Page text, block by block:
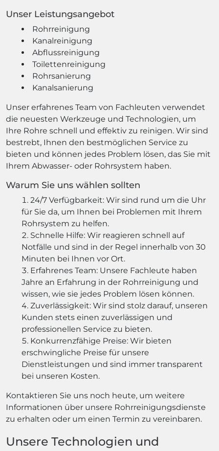
Unser Leistungsangebot
Rohrreinigung
Kanalreinigung
Abflussreinigung
Toilettenreinigung
Rohrsanierung
Kanalsanierung
Unser erfahrenes Team von Fachleuten verwendet
die neuesten Werkzeuge und Technologien, um
Ihre Rohre schnell und effektiv zu reinigen. Wir sind
bestrebt, Ihnen den bestmöglichen Service zu
bieten und können jedes Problem lösen, das Sie mit
Ihrem Abwasser- oder Rohrsystem haben.
Warum Sie uns wählen sollten
24/7 Verfügbarkeit: Wir sind rund um die Uhr
für Sie da, um Ihnen bei Problemen mit Ihrem
Rohrsystem zu helfen.
Schnelle Hilfe: Wir reagieren schnell auf
Notfälle und sind in der Regel innerhalb von 30
Minuten bei Ihnen vor Ort.
Erfahrenes Team: Unsere Fachleute haben
Jahre an Erfahrung in der Rohrreinigung und
wissen, wie sie jedes Problem lösen können.
Zuverlässigkeit: Wir sind stolz darauf, unseren
Kunden stets einen zuverlässigen und
professionellen Service zu bieten.
Konkurrenzfähige Preise: Wir bieten
erschwingliche Preise für unsere
Dienstleistungen und sind immer transparent
bei unseren Kosten.
Kontaktieren Sie uns noch heute, um weitere
Informationen über unsere Rohrreinigungsdienste
zu erhalten oder um einen Termin zu vereinbaren.
Unsere Technologien und